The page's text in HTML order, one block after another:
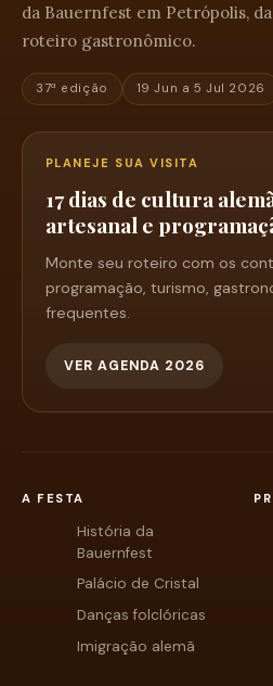
da Bauernfest em Petrópolis,
roteiro gastronômico.
37ª edição 19 Jun a 5 Jul 2026
PLANEJE SUA VISITA
17 dias de cultura
artesanal e
Monte seu roteiro com os
programação, turismo,
frequentes.
VER AGENDA 2026
A FESTA
História da
Bauernfest
Palácio de Cristal
Danças folclóricas
Imigração alemã